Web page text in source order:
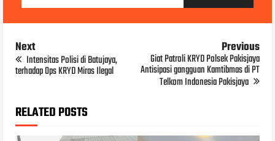
Next
Intensitas Polisi di Batujaya,
terhadap Ops KRYD Miras Ilegal
Previous
Giat Patroli KRYD Polsek Pakisjaya
Antisipasi gangguan Kamtibmas di PT
Telkom Indonesia Pakisjaya
RELATED POSTS